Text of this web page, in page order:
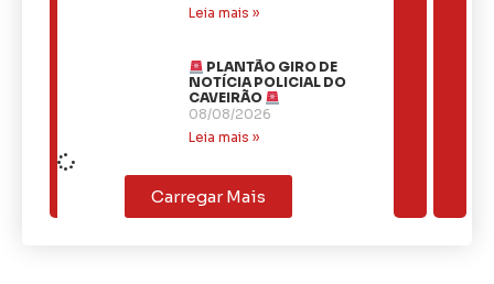
Leia mais »
PLANTÃO GIRO DE
NOTÍCIA POLICIAL DO
CAVEIRÃO
08/08/2026
Leia mais »
Carregar Mais